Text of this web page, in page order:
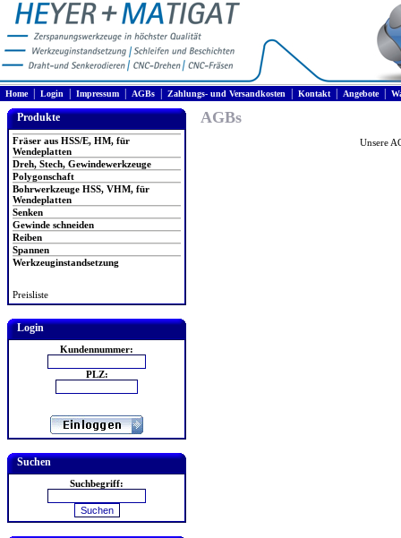
Home| Login Impressum AGBs Zahlungs- und Versandkosten Kontakt| Angebote|
Produkte
Fräser aus HSS/E, HM, für
Wendeplatten
Dreh, Stech, Gewindewerkzeuge
Polygonschaft
Bohrwerkzeuge HSS, VHM, für
Wendeplatten
Senken
Gewinde schneiden
Reiben
Spannen
Werkzeuginstandsetzung
Preisliste
Login
Kundennummer:
PLZ:
Suchen
Suchbegriff:
AGBs
Unsere